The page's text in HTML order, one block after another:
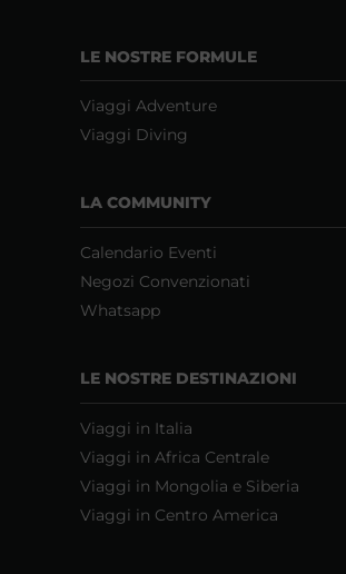
LE NOSTRE FORMULE
Viaggi Adventure
Viaggi Diving
LA COMMUNITY
Calendario Eventi
Negozi Convenzionati
Whatsapp
LE NOSTRE DESTINAZIONI
Viaggi in Italia
Viaggi in Africa Centrale
Viaggi in Mongolia e Siberia
Viaggi in Centro America